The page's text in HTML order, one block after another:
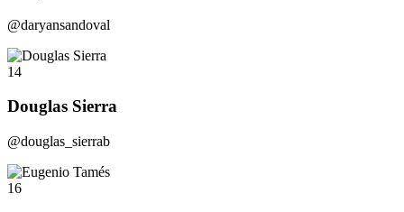
@daryansandoval
14
Douglas Sierra
@douglas_sierrab
16